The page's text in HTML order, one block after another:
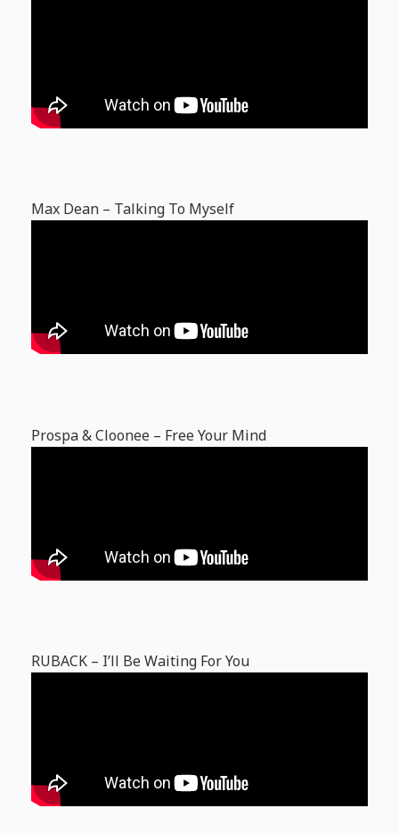
Max Dean – Talking To Myself
Prospa & Cloonee – Free Your Mind
RUBACK – I’ll Be Waiting For You